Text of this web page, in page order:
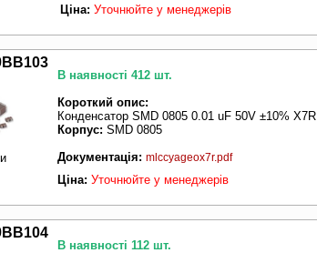
Ціна: Уточнюйте у менеджерів
В наявності 412 шт.
Короткий опис:
Конденсатор SMD 0805 0.01 uF 50V ±10% X7R
Корпус: SMD 0805
Документація: mlccyageox7r.pdf
Ціна: Уточнюйте у менеджерів
В наявності 112 шт.